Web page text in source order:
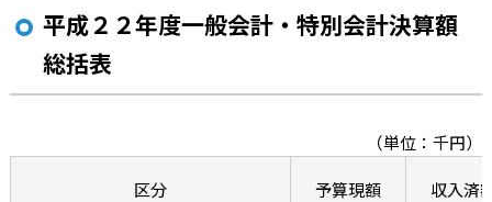
平成２２年度一般会計・特別会計決算額
総括表
（単位：千円）
区分 予算現額 収入済